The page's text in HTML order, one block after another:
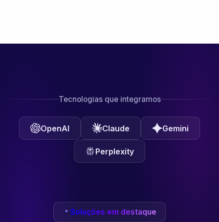
Tecnologias que integramos
OpenAI Claude Gemini
Perplexity
Soluções em destaque